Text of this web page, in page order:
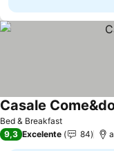
Bed & Breakfast
Casale
9,3 Excelente 84